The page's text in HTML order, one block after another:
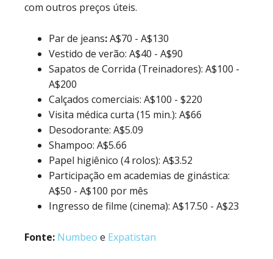
com outros preços úteis.
Par de jeans:A$70 - A$130
Vestido de verão: A$40 - A$90
Sapatos de Corrida (Treinadores): A$100 -
A$200
Calçados comerciais: A$100 - $220
Visita médica curta (15 min.): A$66
Desodorante: A$5.09
Shampoo: A$5.66
Papel higiênico (4 rolos): A$3.52
Participação em academias de ginástica:
A$50 - A$100 por mês
Ingresso de filme (cinema): A$17.50 - A$23
Fonte: Numbeo e Expatistan